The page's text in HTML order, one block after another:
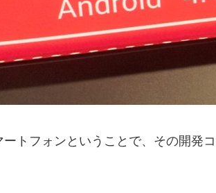
トフォンということで、その開発